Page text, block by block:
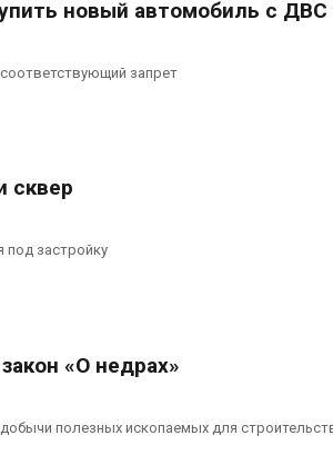
новый автомобиль с ДВС
запрет
сквер
под застройку
«О недрах»
полезных ископаемых для